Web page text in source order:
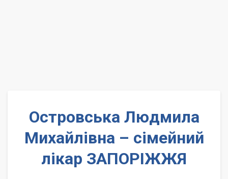
Островська Людмила
Михайлівна – сімейний
лікар ЗАПОРІЖЖЯ